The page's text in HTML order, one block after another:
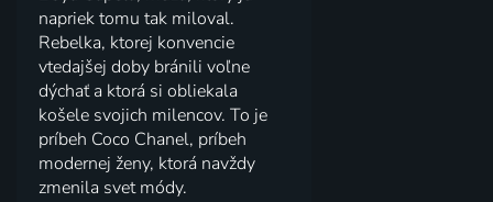
napriek tomu tak miloval.
Rebelka, ktorej konvencie
vtedajšej doby bránili voľne
dýchať a ktorá si obliekala
košele svojich milencov. To je
príbeh Coco Chanel, príbeh
modernej ženy, ktorá navždy
zmenila svet módy.